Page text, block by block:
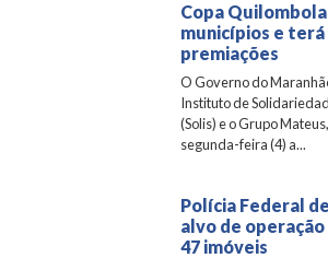
Copa
municípios e terá
premiações
O Governo do
Instituto de
(Solis) e o Grupo
segunda-feira (4) a...
Polícia Federal
alvo de
47 imóveis